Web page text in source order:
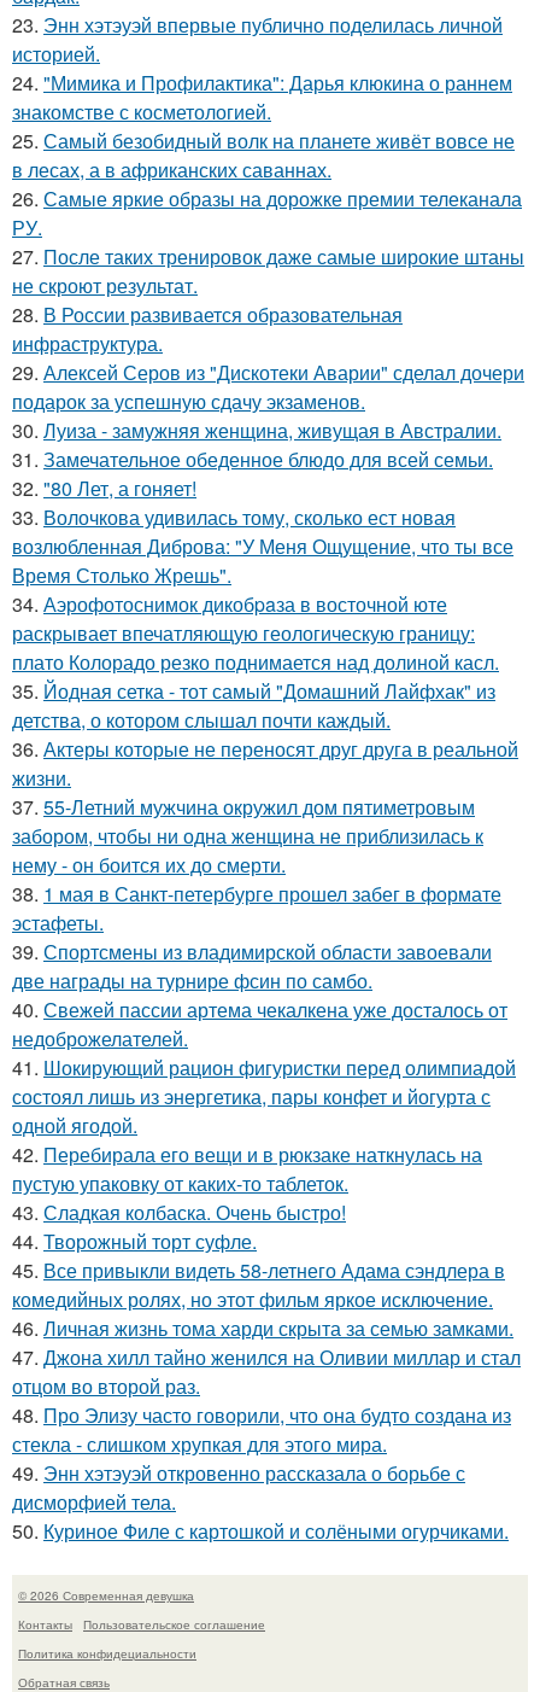
23. Энн хэтэуэй впервые публично поделилась личной
историей.
24. "Мимика и Профилактика": Дарья клюкина о раннем
знакомстве с косметологией.
25. Самый безобидный волк на планете живёт вовсе не
в лесах, а в африканских саваннах.
26. Самые яркие образы на дорожке премии телеканала
РУ.
27. После таких тренировок даже самые широкие штаны
не скроют результат.
28. В России развивается образовательная
инфраструктура.
29. Алексей Серов из "Дискотеки Аварии" сделал дочери
подарок за успешную сдачу экзаменов.
30. Луиза - замужняя женщина, живущая в Австралии.
31. Замечательное обеденное блюдо для всей семьи.
32. "80 Лет, а гоняет!
33. Волочкова удивилась тому, сколько ест новая
возлюбленная Диброва: "У Меня Ощущение, что ты все
Время Столько Жрешь".
34. Аэрофотоснимок дикобpaза в восточной юте
раскрывает впечатляющую геологическую границу:
плато Колорадо резко поднимается над долиной касл.
35. Йодная сетка - тот самый "Домашний Лайфхак" из
детства, о котором слышал почти каждый.
36. Актеры которые не переносят друг друга в реальной
жизни.
37. 55-Летний мужчина окружил дом пятиметровым
забором, чтобы ни одна женщина не приблизилась к
нему - он боится их до смерти.
38. 1 мая в Санкт-петербурге прошел забег в формате
эстафеты.
39. Спортсмены из владимирской области завоевали
две награды на турнире фсин по самбо.
40. Свежей пассии артема чекалкена уже досталось от
недоброжелателей.
41. Шокирующий рацион фигуристки перед олимпиадой
состоял лишь из энергетика, пары конфет и йогурта с
одной ягодой.
42. Перебирала его вещи и в рюкзаке наткнулась на
пустую упаковку от каких-то таблеток.
43. Сладкая колбаска. Очень быстро!
44. Творожный торт суфле.
45. Все привыкли видеть 58-летнего Адама сэндлера в
комедийных ролях, но этот фильм яркое исключение.
46. Личная жизнь тома харди скрыта за семью замками.
47. Джона хилл тайно женился на Оливии миллар и стал
отцом во второй раз.
48. Про Элизу часто говорили, что она будто создана из
стекла - слишком хрупкая для этого мира.
49. Энн хэтэуэй откровенно рассказала о борьбе с
дисморфией тела.
50. Куриное Филе с картошкой и солёными огурчиками.
© 2026 Современная девушка
Контакты
Пользовательское соглашение
Политика конфидециальности
Обратная связь